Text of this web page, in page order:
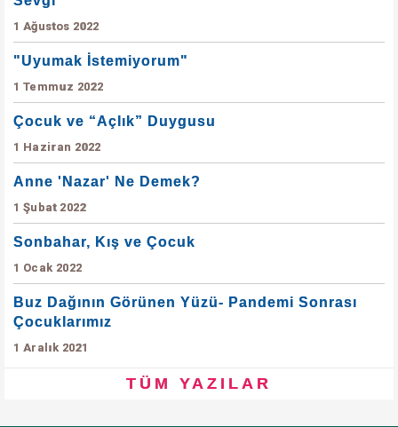
1 Ağustos 2022
"Uyumak İstemiyorum"
1 Temmuz 2022
Çocuk ve “Açlık” Duygusu
1 Haziran 2022
Anne 'Nazar' Ne Demek?
1 Şubat 2022
Sonbahar, Kış ve Çocuk
1 Ocak 2022
Buz Dağının Görünen Yüzü- Pandemi Sonrası
Çocuklarımız
1 Aralık 2021
TÜM YAZILAR